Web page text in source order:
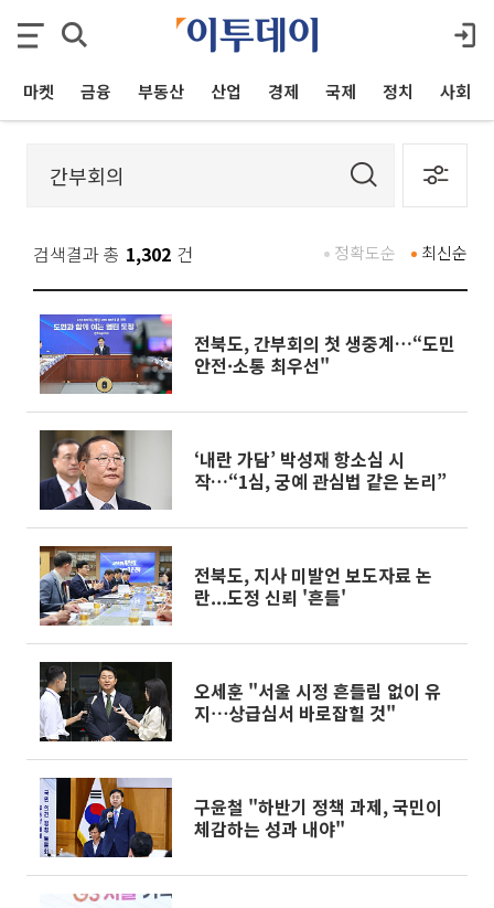
마켓 금융 부동산 산업 경제 국제 정치 사회
검색결과 총 1,302 건 최신순
정확도순
전북도, 간부회의 첫 생중계…“도민
안전·소통 최우선"
‘내란 가담’ 박성재 항소심 시
작…“1심, 궁예 관심법 같은 논리”
전북도, 지사 미발언 보도자료 논
란...도정 신뢰 '흔들'
오세훈 "서울 시정 흔들림 없이 유
지⋯상급심서 바로잡힐 것"
구윤철 "하반기 정책 과제, 국민이
체감하는 성과 내야"